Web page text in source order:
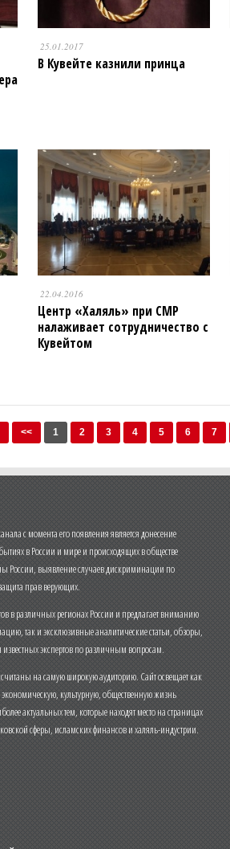
25.01.2017
В Кувейте казнили принца
22.04.2016
Центр «Халяль» при СМР
налаживает сотрудничество с
Кувейтом
<< 1 2 3 4 5 6 7
с момента его появления является донесение
в России и мире и происходящих в обществе
России, выявление случаев дискриминации по
прав верующих.
в различных регионах России и предлагает вниманию
так и эксклюзивные аналитические статьи, обзоры,
экспертов по различным вопросам.
на самую широкую аудиторию. Сайт освещает как
культурную, общественную жизнь
актуальных тем, которые находят место на страницах
сферы, исламских финансов и халяль-индустрии.